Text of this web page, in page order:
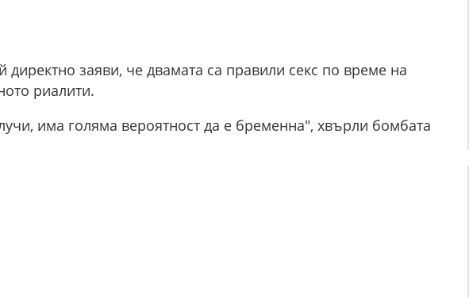
заяви, че двамата са правили секс по време на
риалити.
има голяма вероятност да е бременна", хвърли бомбата